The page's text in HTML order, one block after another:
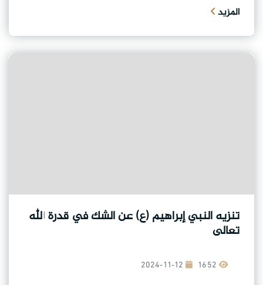
المزيد
تنزيه النبي إبراهيم (ع) عن الشك في قدرة الله
تعالى
2024-11-12